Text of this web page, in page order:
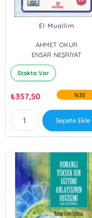
El Muallim
AHMET OKUR
ENSAR NEŞRİYAT
Stokta Var
₺357,50 %35
Sepete Ekle